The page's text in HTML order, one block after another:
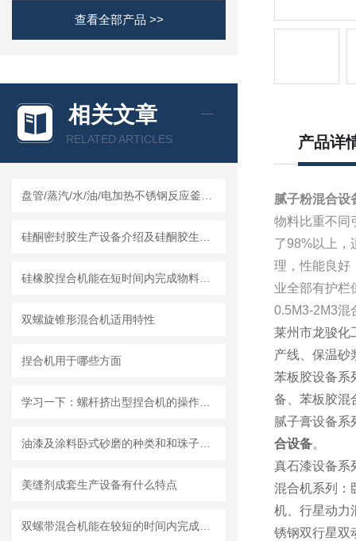
查看全部产品 >>
相关文章
RELATED ARTICLES
双螺旋锥形混合机适用特性
捏合机用于哪些方面
美缝剂成套生产设备有什么特点
产品详
腻子粉混合设
物料比重不同
了98%以上，
理，性能良好
业全部有护栏
0.5M3-2M3混
莱州市龙骏化
产线、保温砂
苯板胶设备系
备、苯板胶混
腻子膏设备系
合设备。
真石漆设备系
混合机系列：
机、行星动力
锈钢双行星双